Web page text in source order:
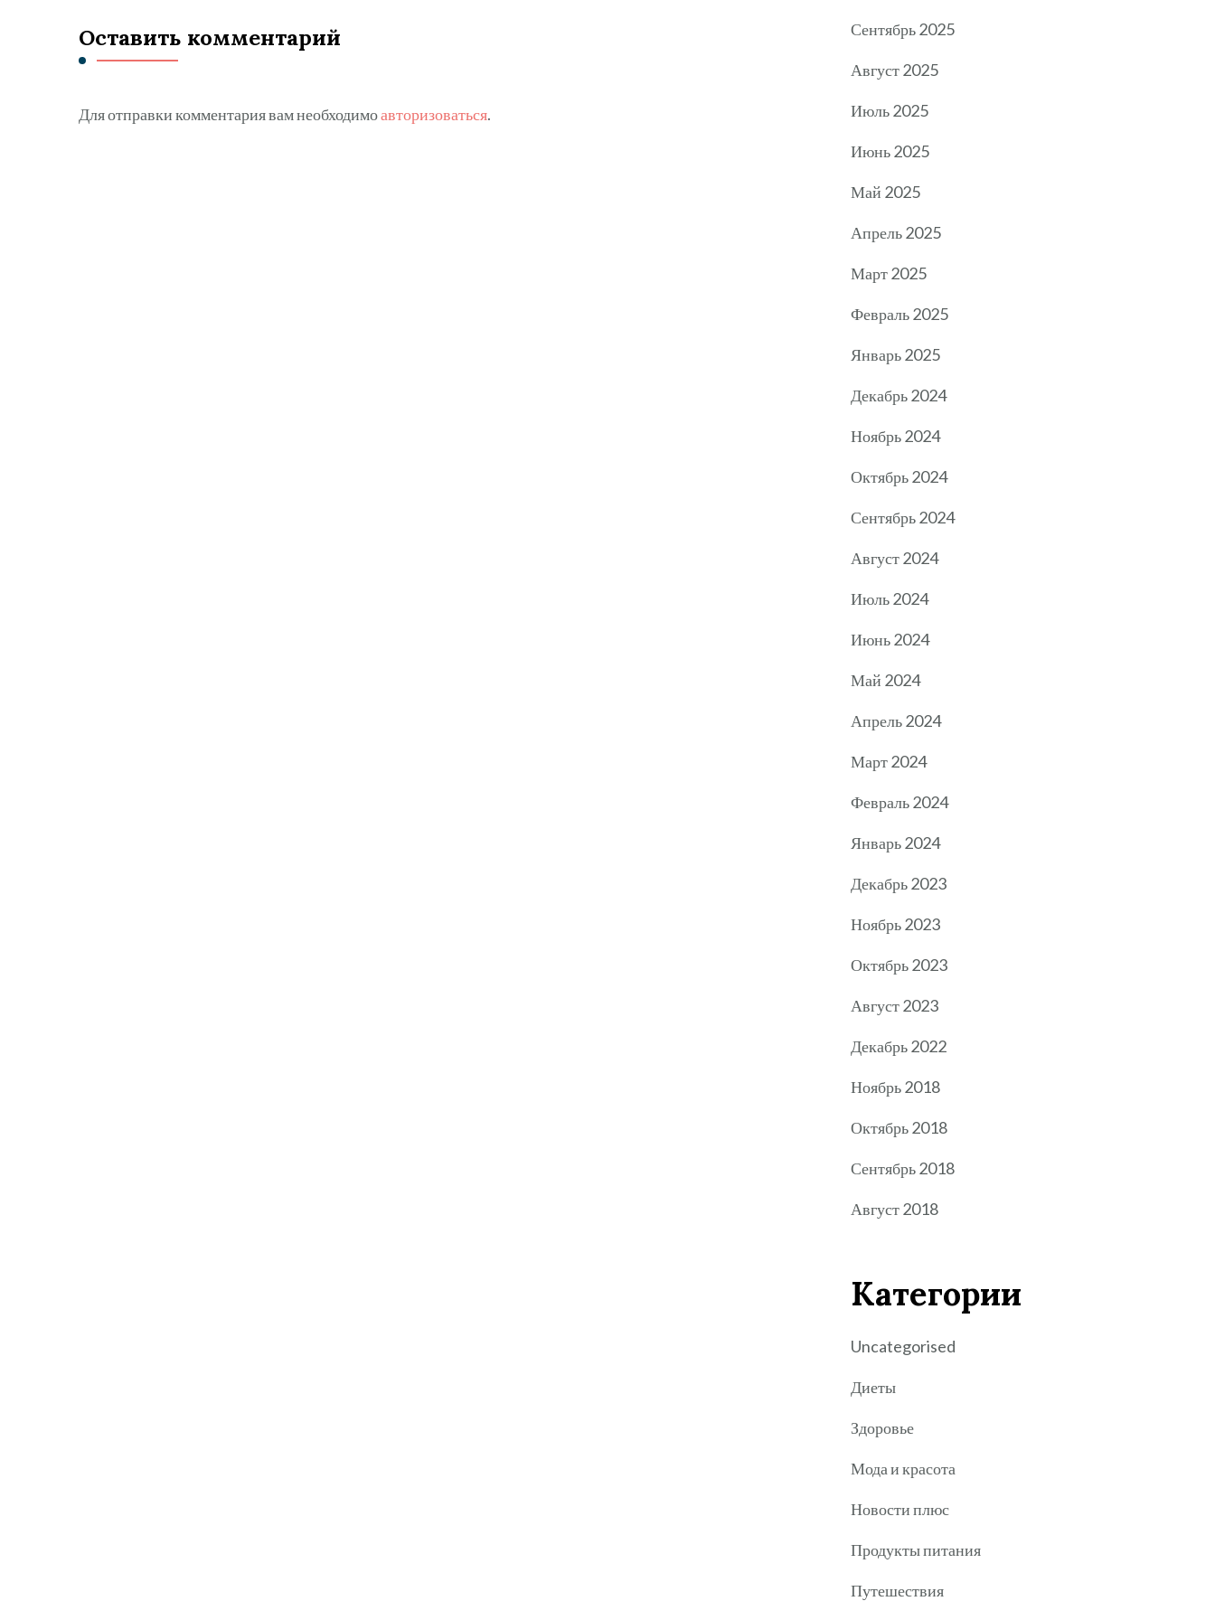
Оставить комментарий
Для отправки комментария вам необходимоавторизоваться.
Сентябрь 2025
Август 2025
Июль 2025
Июнь 2025
Май 2025
Апрель 2025
Март 2025
Февраль 2025
Январь 2025
Декабрь 2024
Ноябрь 2024
Октябрь 2024
Сентябрь 2024
Август 2024
Июль 2024
Июнь 2024
Май 2024
Апрель 2024
Март 2024
Февраль 2024
Январь 2024
Декабрь 2023
Ноябрь 2023
Октябрь 2023
Август 2023
Декабрь 2022
Ноябрь 2018
Октябрь 2018
Сентябрь 2018
Август 2018
Категории
Uncategorised
Диеты
Здоровье
Мода и красота
Новости плюс
Продукты питания
Путешествия